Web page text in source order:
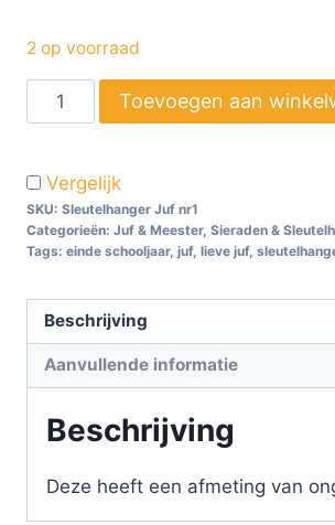
2 op voorraad
Toevoegen aan
Vergelijk
SKU: Sleutelhanger Juf nr1
Categorieën: Juf & Meester, Sieraden &
Tags: einde schooljaar, juf, lieve juf,
Beschrijving
Aanvullende informatie
Beschrijving
Deze heeft een afmeting van